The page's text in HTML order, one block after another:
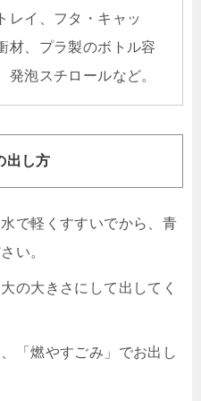
レイ、フタ・キャッ
材、プラ製のボトル容
泡スチロールなど。
出し方
で軽くすすいでから、青
い。
の大きさにして出してく
「燃やすごみ」でお出し